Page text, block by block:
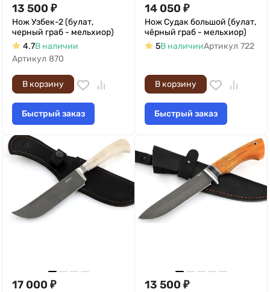
13 500 ₽
Нож Узбек-2 (булат,
черный граб - мельхиор)
4.7В наличии
Артикул 870
В корзину
Быстрый заказ
14 050 ₽
Нож Судак большой (булат,
чёрный граб - мельхиор)
5В наличииАртикул 722
В корзину
Быстрый заказ
17 000 ₽ 13 500 ₽